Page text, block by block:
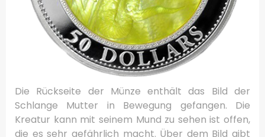
Die Rückseite der Münze enthält das Bild der
Schlange Mutter in Bewegung gefangen. Die
Kreatur kann mit seinem Mund zu sehen ist offen,
die es sehr gefährlich macht. Über dem Bild gibt